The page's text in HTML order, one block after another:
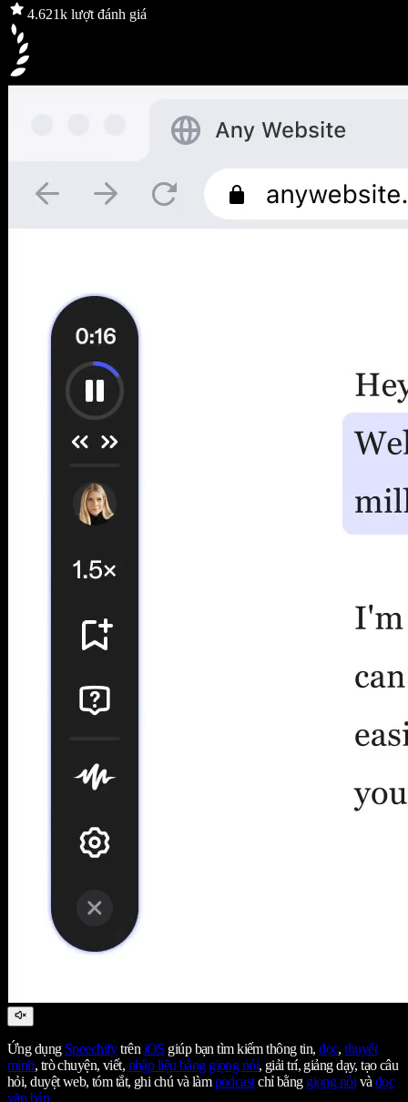
4.621k lượt đánh giá
Ứng dụng SpeechifytrêniOS giúp bạn tìm kiếm thông tin,đọc,thuyết
minh, trò chuyện, viết, nhập liệu bằng giọng nói, giải trí, giảng dạy, tạo câu
hỏi, duyệt web, tóm tắt, ghi chú và làmpodcastchỉ bằng giọng nóivàđọc
văn bản